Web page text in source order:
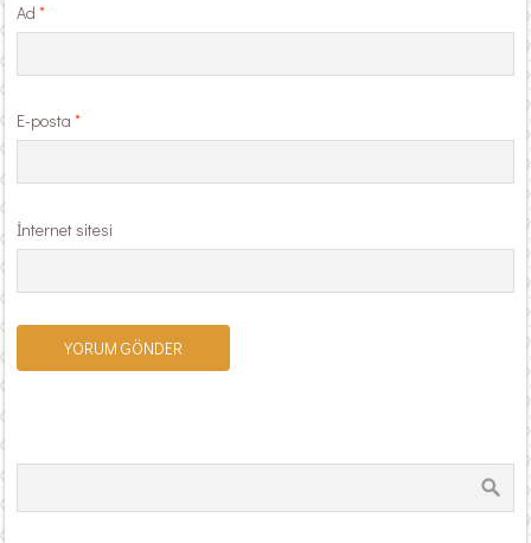
Ad*
E-posta*
İnternet sitesi